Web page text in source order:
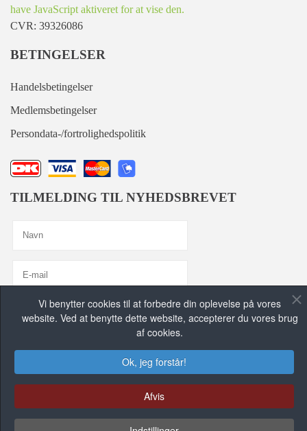
Vi benytter cookies til at forbedre din oplevelse på vores
website. Ved at benytte dette website, accepterer du vores brug
af cookies.
Ok, jeg forstår!
Afvis
have JavaScript aktiveret for at vise den.
CVR: 39326086
BETINGELSER
Handelsbetingelser
Medlemsbetingelser
Persondata-/fortrolighedspolitik
TILMELDING TIL NYHEDSBREVET
Jeg er enig medPrivatlivspolitik
FIND OS PÅ DE SOCIALE MEDIER